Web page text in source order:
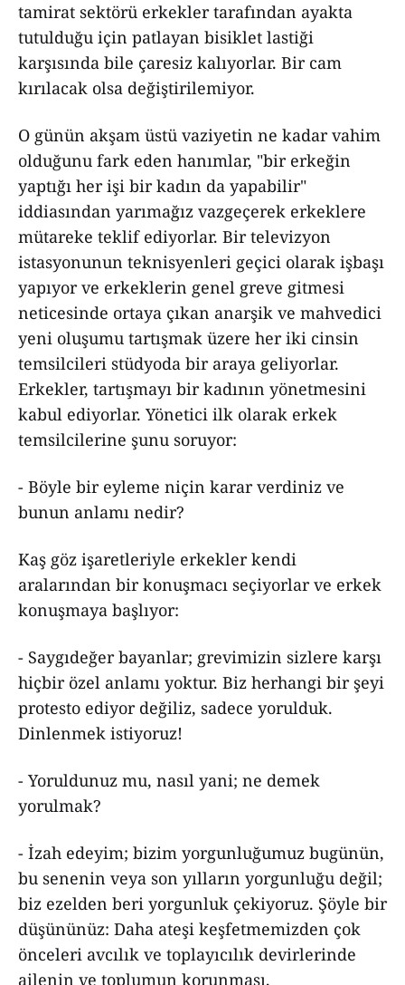
tamirat sektörü erkekler tarafından ayakta
tutulduğu için patlayan bisiklet lastiği
karşısında bile çaresiz kalıyorlar. Bir cam
kırılacak olsa değiştirilemiyor.
O günün akşam üstü vaziyetin ne kadar vahim
olduğunu fark eden hanımlar, "bir erkeğin
yaptığı her işi bir kadın da yapabilir"
iddiasından yarımağız vazgeçerek erkeklere
mütareke teklif ediyorlar. Bir televizyon
istasyonunun teknisyenleri geçici olarak işbaşı
yapıyor ve erkeklerin genel greve gitmesi
neticesinde ortaya çıkan anarşik ve mahvedici
yeni oluşumu tartışmak üzere her iki cinsin
temsilcileri stüdyoda bir araya geliyorlar.
Erkekler, tartışmayı bir kadının yönetmesini
kabul ediyorlar. Yönetici ilk olarak erkek
temsilcilerine şunu soruyor:
- Böyle bir eyleme niçin karar verdiniz ve
bunun anlamı nedir?
Kaş göz işaretleriyle erkekler kendi
aralarından bir konuşmacı seçiyorlar ve erkek
konuşmaya başlıyor:
- Saygıdeğer bayanlar; grevimizin sizlere karşı
hiçbir özel anlamı yoktur. Biz herhangi bir şeyi
protesto ediyor değiliz, sadece yorulduk.
Dinlenmek istiyoruz!
- Yoruldunuz mu, nasıl yani; ne demek
yorulmak?
- İzah edeyim; bizim yorgunluğumuz bugünün,
bu senenin veya son yılların yorgunluğu değil;
biz ezelden beri yorgunluk çekiyoruz. Şöyle bir
düşününüz: Daha ateşi keşfetmemizden çok
önceleri avcılık ve toplayıcılık devirlerinde
ailenin ve toplumun korunması,